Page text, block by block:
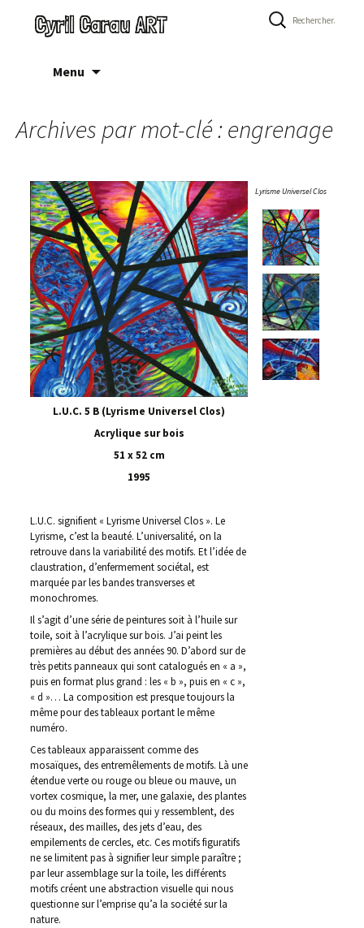
Cyril Carau ART Rechercher :
Menu
Archives par mot-clé : engrenage
L.U.C. 5 B (Lyrisme Universel Clos)
Acrylique sur bois
51 x 52 cm
1995
L.U.C. signifient « Lyrisme Universel Clos ». Le
Lyrisme, c’est la beauté. L’universalité, on la
retrouve dans la variabilité des motifs. Et l’idée de
claustration, d’enfermement sociétal, est
marquée par les bandes transverses et
monochromes.
Il s’agit d’une série de peintures soit à l’huile sur
toile, soit à l’acrylique sur bois. J’ai peint les
premières au début des années 90. D’abord sur de
très petits panneaux qui sont catalogués en « a »,
puis en format plus grand : les « b », puis en « c »,
« d »… La composition est presque toujours la
même pour des tableaux portant le même
numéro.
Ces tableaux apparaissent comme des
mosaïques, des entremêlements de motifs. Là une
étendue verte ou rouge ou bleue ou mauve, un
vortex cosmique, la mer, une galaxie, des plantes
ou du moins des formes qui y ressemblent, des
réseaux, des mailles, des jets d’eau, des
empilements de cercles, etc. Ces motifs figuratifs
ne se limitent pas à signifier leur simple paraître ;
par leur assemblage sur la toile, les différents
motifs créent une abstraction visuelle qui nous
questionne sur l’emprise qu’a la société sur la
nature.
Lyrisme Universel Clos